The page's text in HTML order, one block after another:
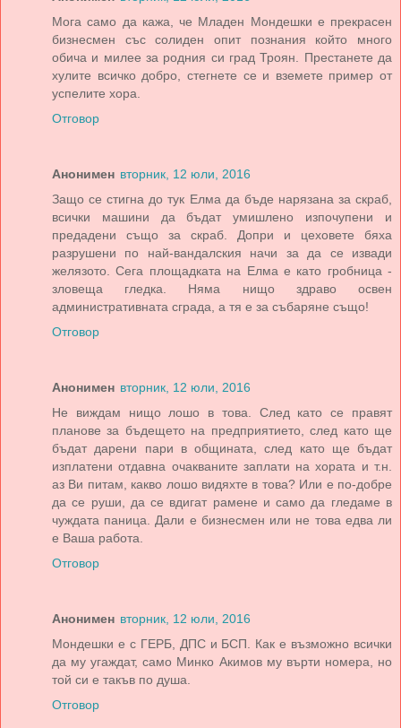
Мога само да кажа, че Младен Мондешки е прекрасен
бизнесмен със солиден опит познания който много
обича и милее за родния си град Троян. Престанете да
хулите всичко добро, стегнете се и вземете пример от
успелите хора.
Отговор
Анонимен вторник, 12 юли, 2016
Защо се стигна до тук Елма да бъде нарязана за скраб,
всички машини да бъдат умишлено изпочупени и
предадени също за скраб. Допри и цеховете бяха
разрушени по най-вандалския начи за да се извади
желязото. Сега площадката на Елма е като гробница -
зловеща гледка. Няма нищо здраво освен
административната сграда, а тя е за събаряне също!
Отговор
Анонимен вторник, 12 юли, 2016
Не виждам нищо лошо в това. След като се правят
планове за бъдещето на предприятието, след като ще
бъдат дарени пари в общината, след като ще бъдат
изплатени отдавна очакваните заплати на хората и т.н.
аз Ви питам, какво лошо видяхте в това? Или е по-добре
да се руши, да се вдигат рамене и само да гледаме в
чуждата паница. Дали е бизнесмен или не това едва ли
е Ваша работа.
Отговор
Анонимен вторник, 12 юли, 2016
Мондешки е с ГЕРБ, ДПС и БСП. Как е възможно всички
да му угаждат, само Минко Акимов му върти номера, но
той си е такъв по душа.
Отговор